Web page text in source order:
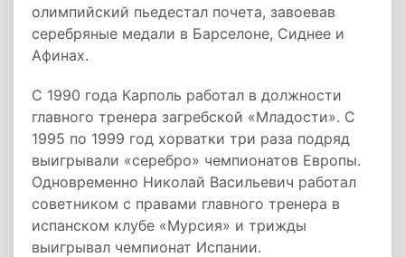
олимпийский пьедестал почета, завоевав
серебряные медали в Барселоне, Сиднее и
Афинах.
С 1990 года Карполь работал в должности
главного тренера загребской «Младости». С
1995 по 1999 год хорватки три раза подряд
выигрывали «серебро» чемпионатов Европы.
Одновременно Николай Васильевич работал
советником с правами главного тренера в
испанском клубе «Мурсия» и трижды
выигрывал чемпионат Испании.